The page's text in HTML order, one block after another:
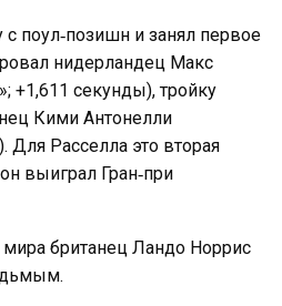
с поул‑позишн и занял первое
нидерландец Макс
+1,611 секунды), тройку
Кими Антонелли
Для Расселла это вторая
выиграл Гран‑при
британец Ландо Норрис